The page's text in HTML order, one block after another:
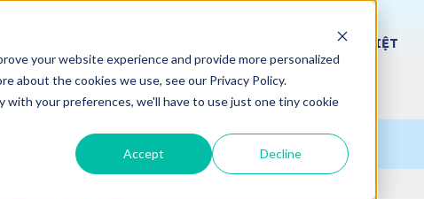
your website experience and provide more personalized
about the cookies we use, see our Privacy Policy.
your preferences, we'll have to use just one tiny cookie
Accept Decline
SỰ KHÁC BIỆT
BLOG YÊU CON BẢN TIN VICTORIA